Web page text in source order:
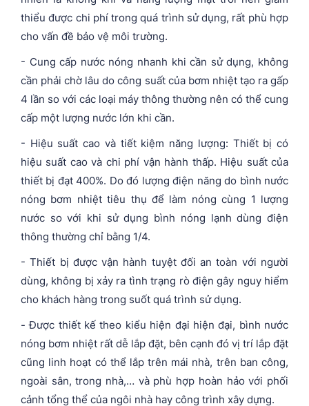
thiểu được chi phí trong quá trình sử dụng, rất phù hợp
cho vấn đề bảo vệ môi trường.
- Cung cấp nước nóng nhanh khi cần sử dụng, không
cần phải chờ lâu do công suất của bơm nhiệt tạo ra gấp
4 lần so với các loại máy thông thường nên có thể cung
cấp một lượng nước lớn khi cần.
- Hiệu suất cao và tiết kiệm năng lượng: Thiết bị có
hiệu suất cao và chi phí vận hành thấp. Hiệu suất của
thiết bị đạt 400%. Do đó lượng điện năng do bình nước
nóng bơm nhiệt tiêu thụ để làm nóng cùng 1 lượng
nước so với khi sử dụng bình nóng lạnh dùng điện
thông thường chỉ bằng 1/4.
- Thiết bị được vận hành tuyệt đối an toàn với người
dùng, không bị xảy ra tình trạng rò điện gây nguy hiểm
cho khách hàng trong suốt quá trình sử dụng.
- Được thiết kế theo kiểu hiện đại hiện đại, bình nước
nóng bơm nhiệt rất dễ lắp đặt, bên cạnh đó vị trí lắp đặt
cũng linh hoạt có thể lắp trên mái nhà, trên ban công,
ngoài sân, trong nhà,… và phù hợp hoàn hảo với phối
cảnh tổng thể của ngôi nhà hay công trình xây dựng.